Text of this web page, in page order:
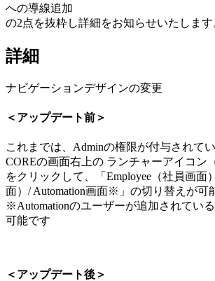
への導線追加
の2点を抜粋し詳細をお知らせいたします
詳細
ナビゲーションデザインの変更
＜アップデート前＞
これまでは、Adminの権限が付与されて
COREの画面右上の ランチャーアイコン
をクリックして、「Employee（社員画面
面）/ Automation画面※」の切り替えが可
※Automationのユーザーが追加されてい
可能です
＜アップデート後＞